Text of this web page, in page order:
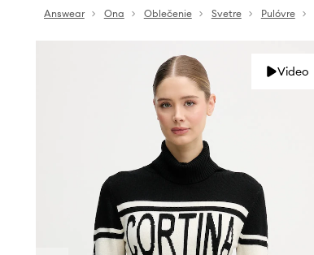
Answear Ona Oblečenie Svetre Pulóvre
Video